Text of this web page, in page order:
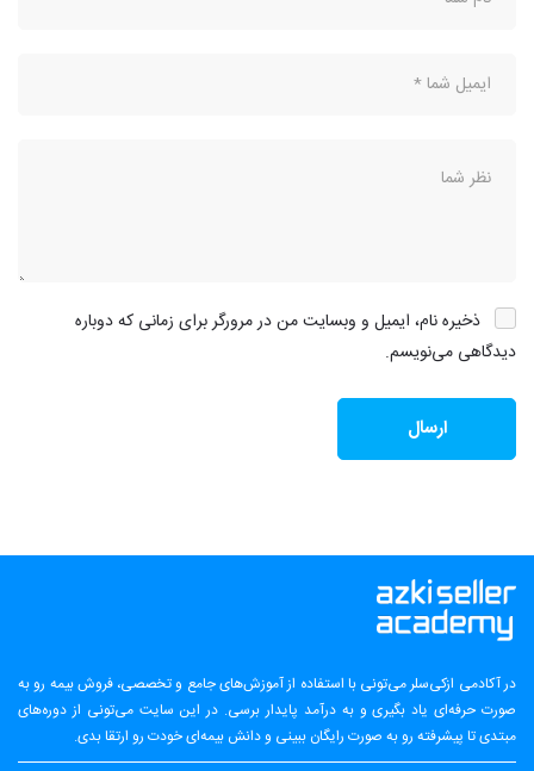
ذخیره نام، ایمیل و وبسایت من در مرورگر برای زمانی که دوباره
دیدگاهی می‌نویسم.
در آکادمی ازکی‌سلر می‌تونی با استفاده از آموزش‌های جامع و تخصصی، فروش بیمه رو به
صورت حرفه‌ای یاد بگیری و به درآمد پایدار برسی. در این سایت می‌تونی از دوره‌های
مبتدی تا پیشرفته رو به صورت رایگان ببینی و دانش بیمه‌ای خودت رو ارتقا بدی.